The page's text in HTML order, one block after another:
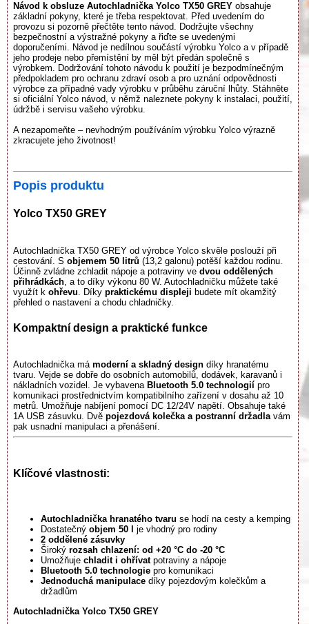
Návod k obsluze Autochladnička Yolco TX50 GREY obsahuje
základní pokyny, které je třeba respektovat. Před uvedením do
provozu si pozorně přečtěte tento návod. Dodržujte všechny
bezpečnostní a výstražné pokyny a řiďte se uvedenými
doporučeními. Návod je nedílnou součástí výrobku Yolco a v případě
jeho prodeje nebo přemístění by měl být předán společně s
výrobkem. Dodržování tohoto návodu k použití je bezpodmínečným
předpokladem pro ochranu zdraví osob a pro uznání odpovědnosti
výrobce za případné vady výrobku v průběhu záruční lhůty. Stáhněte
si oficiální Yolco návod, v němž naleznete pokyny k instalaci, použití,
údržbě i servisu vašeho výrobku.
A nezapomeňte – nevhodným používáním výrobku Yolco výrazně
zkracujete jeho životnost!
Popis produktu
Yolco TX50 GREY
Autochladnička TX50 GREY od výrobce Yolco skvěle poslouží při
cestování. S objemem 50 litrů (13,2 galonu) potěší každou rodinu.
Účinně zvládne zchladit nápoje a potraviny ve dvou oddělených
přihrádkách , a to díky výkonu 80 W. Autochladničku můžete také
využít k ohřevu . Díky praktickému displeji budete mít okamžitý
přehled o nastavení a chodu chladničky.
Kompaktní design a praktické funkce
Autochladnička má moderní a skladný design díky hranatému
tvaru. Vejde se dobře do osobních automobilů, dodávek, karavanů i
nákladních vozidel. Je vybavena Bluetooth 5.0 technologií pro
komunikaci prostřednictvím kompatibilního zařízení v dosahu až 10
metrů. Umožňuje nabíjení pomocí DC 12/24V napětí. Obsahuje také
1A USB zásuvku. Dvě pojezdová kolečka a postranní držadlavám
pak usnadní manipulaci a přenášení.
Klíčové vlastnosti:
Autochladnička hranatého tvaru se hodí na cesty a kemping
Dostatečný objem 50 l
je vhodný pro rodiny
2 oddělené zásuvky
Široký rozsah chlazení: od +20 °C do -20 °C
Umožňuje chladit i ohřívatpotraviny a nápoje
Bluetooth 5.0 technologie pro komunikaci
Jednoduchá manipulace díky pojezdovým kolečkům a
držadlům
Autochladnička Yolco TX50 GREY